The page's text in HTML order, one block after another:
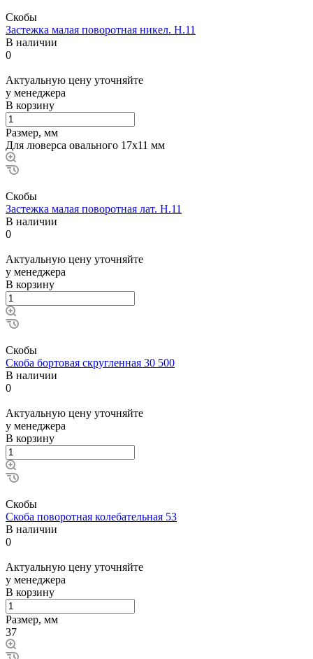
Скобы
Застежка малая поворотная никел. Н.11
В наличии
0
Актуальную цену уточняйте
у менеджера
В корзину
Размер, мм
Для люверса овального 17х11 мм
Скобы
Застежка малая поворотная лат. Н.11
В наличии
0
Актуальную цену уточняйте
у менеджера
В корзину
Скобы
Скоба бортовая скругленная 30 500
В наличии
0
Актуальную цену уточняйте
у менеджера
В корзину
Скобы
Скоба поворотная колебательная 53
В наличии
0
Актуальную цену уточняйте
у менеджера
В корзину
Размер, мм
37